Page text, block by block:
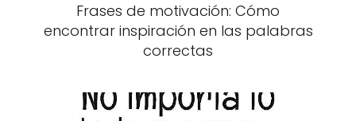
Frases de motivación: Cómo
encontrar inspiración en las palabras
correctas